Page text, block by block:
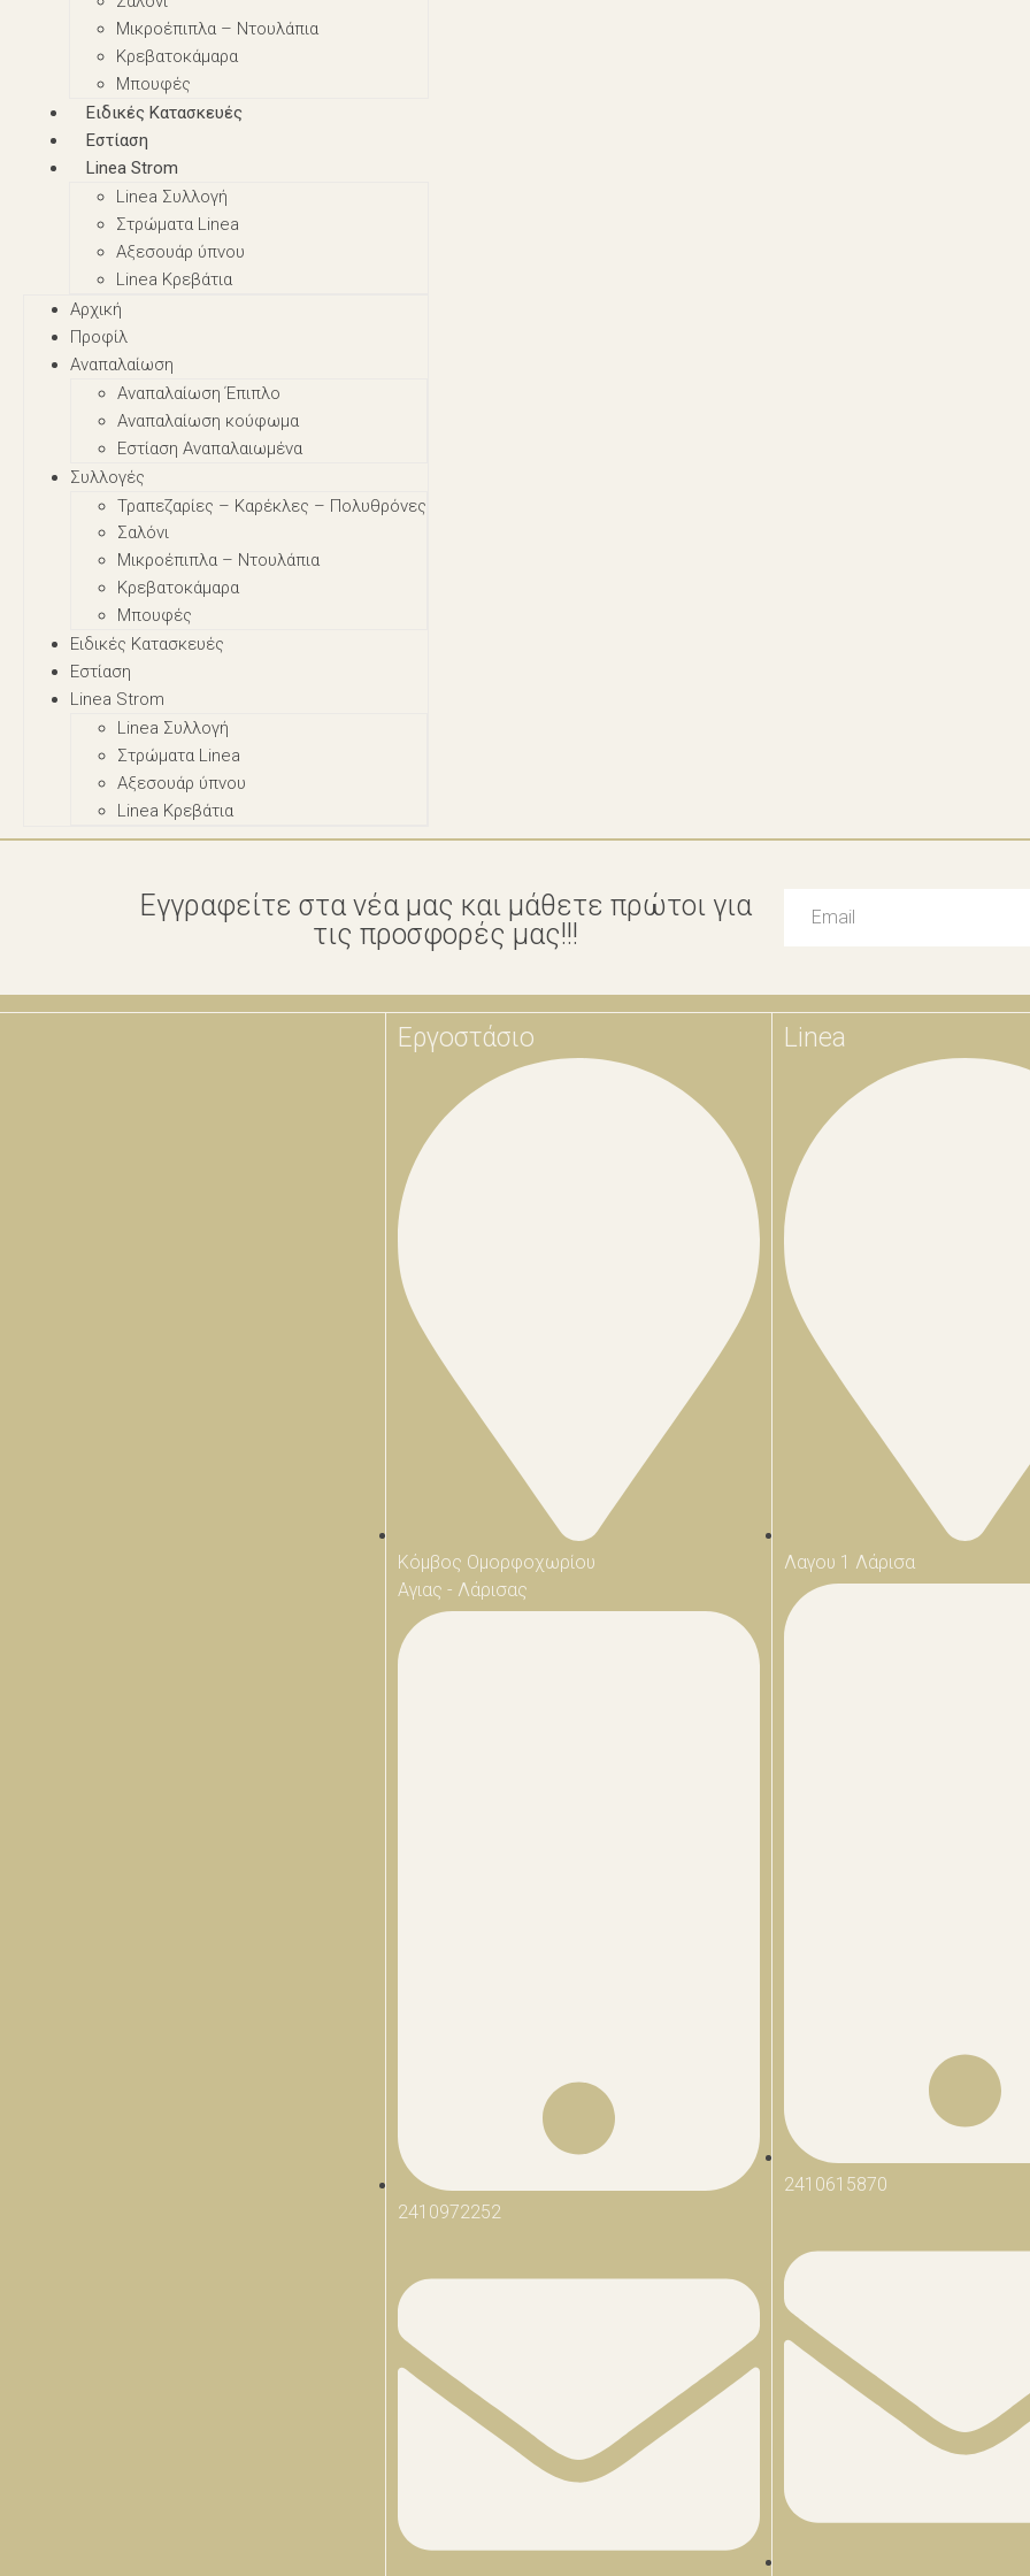
Μικροέπιπλα – Nτουλάπια
Κρεβατοκάμαρα
Μπουφές
Ειδικές Κατασκευές
Εστίαση
Linea Strom
Linea Συλλογή
Στρώματα Linea
Αξεσουάρ ύπνου
Linea Κρεβάτια
Αρχική
Προφίλ
Αναπαλαίωση
Αναπαλαίωση Έπιπλο
Αναπαλαίωση κούφωμα
Εστίαση Αναπαλαιωμένα
Συλλογές
Τραπεζαρίες – Καρέκλες – Πολυθρόνες
Σαλόνι
Μικροέπιπλα – Nτουλάπια
Κρεβατοκάμαρα
Μπουφές
Ειδικές Κατασκευές
Εστίαση
Linea Strom
Linea Συλλογή
Στρώματα Linea
Αξεσουάρ ύπνου
Linea Κρεβάτια
Εγγραφείτε στα νέα μας και μάθετε πρώτοι για
τις προσφορές μας!!!
Εργοστάσιο
Κόμβος Ομορφοχωρίου
Αγιας - Λάρισας
2410972252
Linea
Λαγου 1 Λάρισα
2410615870